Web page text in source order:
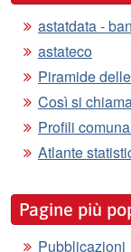
astatdata -
astateco
Piramide
Così si
Profili
Atlante
Pagine più
Pubblicazioni